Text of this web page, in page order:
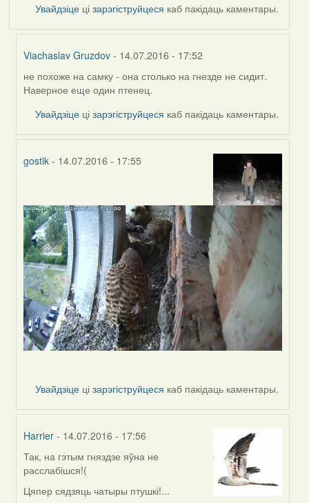
Увайдзіце цізарэгіструйцеся каб пакідаць каментары.
Viachaslav Gruzdov - 14.07.2016 - 17:52
In
reply
Жанна
не похоже на самку - она столько на гнезде не сидит.
Наверное еще один птенец.
Увайдзіце цізарэгіструйцеся каб пакідаць каментары.
gostik - 14.07.2016 - 17:55
to
by
Жанна
(госць)
Увайдзіце цізарэгіструйцеся каб пакідаць каментары.
Harrier - 14.07.2016 - 17:56
In
reply
to
Так, на гэтым гняздзе яўна не
расслабішся!(
Цяпер сядзяць чатыры птушкі!...